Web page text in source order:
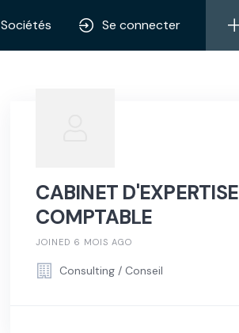
Sociétés Se connecter
CABINET D'EXPERTISE
COMPTABLE
JOINED 6 MOIS AGO
Consulting / Conseil